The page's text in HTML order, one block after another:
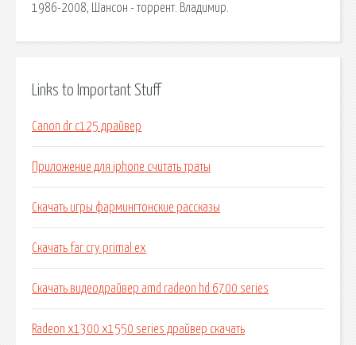
1986-2008, Шансон - торрент. Владимир.
Links to Important Stuff
Canon dr c125 драйвер
Приложение для iphone считать траты
Скачать игры фармингтонские рассказы
Скачать far cry primal ex
Скачать видеодрайвер amd radeon hd 6700 series
Radeon x1300 x1550 series драйвер скачать